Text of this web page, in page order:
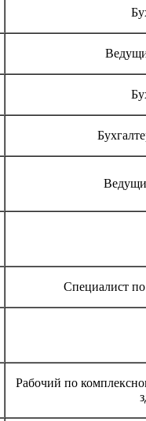
Специалист
Рабочий по